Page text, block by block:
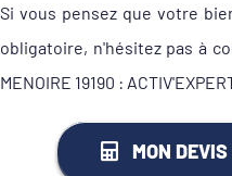
Si vous pensez que votre
obligatoire, n'hésitez pas à
MENOIRE 19190 :
MON